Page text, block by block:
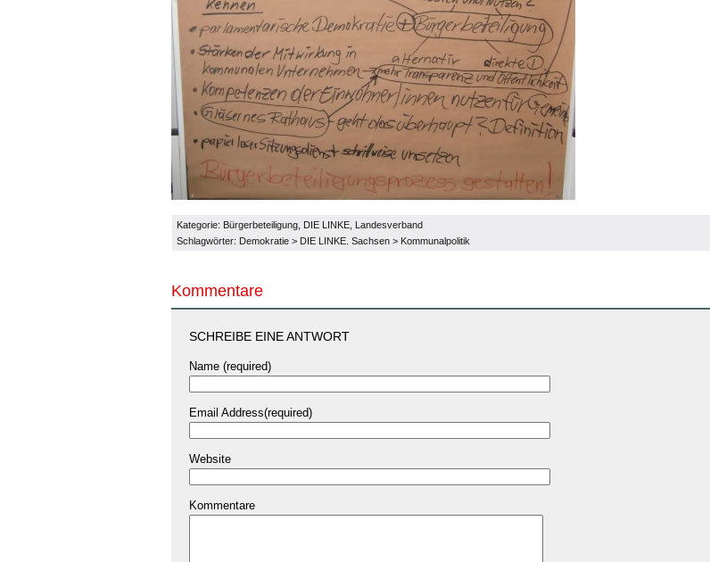
Kategorie: Bürgerbeteiligung DIE LINKE Landesverband
Schlagwörter: Demokratie > DIE LINKE. Sachsen > Kommunalpolitik
Kommentare
SCHREIBE EINE ANTWORT
Name (required)
Email Address(required)
Website
Kommentare